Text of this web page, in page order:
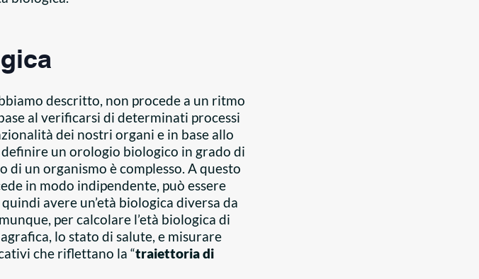
descritto, non procede a un ritmo
al verificarsi di determinati processi
dei nostri organi e in base allo
un orologio biologico in grado di
un organismo è complesso. A questo
in modo indipendente, può essere
avere un’età biologica diversa da
per calcolare l’età biologica di
lo stato di salute, e misurare
che riflettano la “traiettoria di